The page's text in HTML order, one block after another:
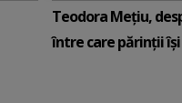
Teodora Mețiu,
între care părinții își